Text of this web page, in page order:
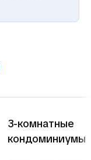
3-комнатные
кондоминиумы